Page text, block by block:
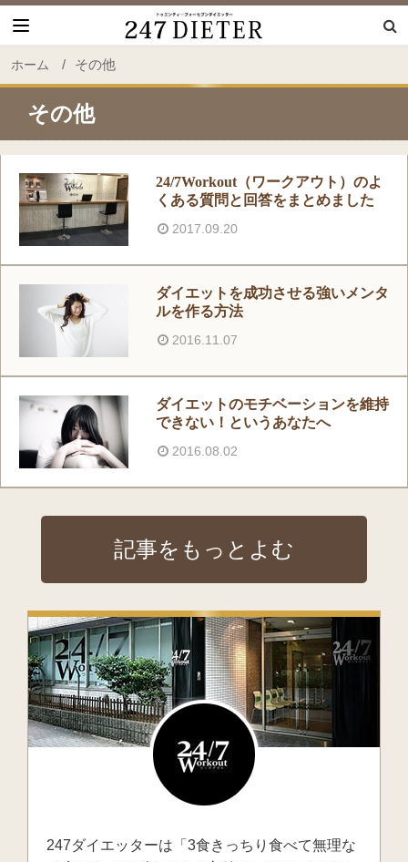
ホーム / その他
その他
24/7Workout（ワークアウト）のよ
くある質問と回答をまとめました
2017.09.20
ダイエットを成功させる強いメンタ
ルを作る方法
2016.11.07
ダイエットのモチベーションを維持
できない！というあなたへ
2016.08.02
記事をもっとよむ
247ダイエッターは「3食きっちり食べて無理な